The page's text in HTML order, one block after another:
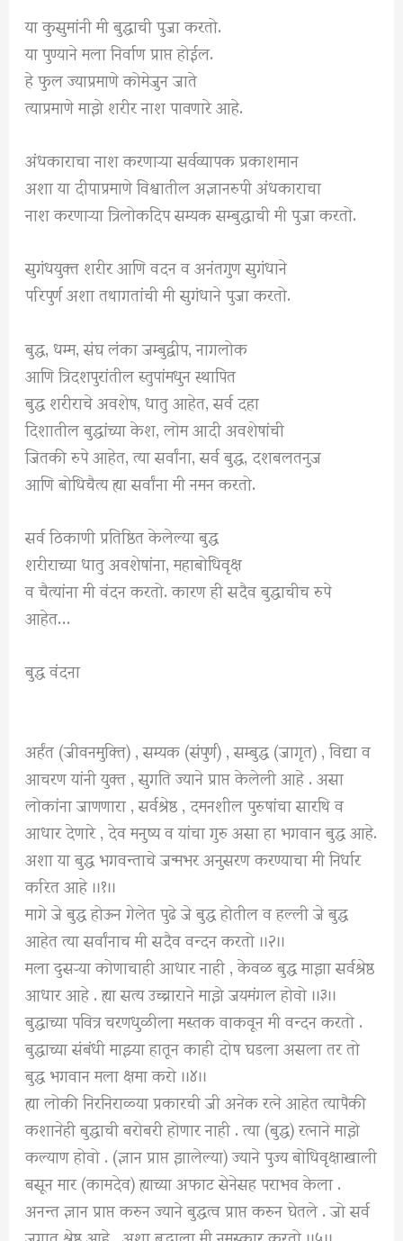
या कुसुमांनी मी बुद्धाची पुजा करतो.
या पुण्याने मला निर्वाण प्राप्त होईल.
हे फुल ज्याप्रमाणे कोमेजुन जाते
त्याप्रमाणे माझे शरीर नाश पावणारे आहे.
अंधकाराचा नाश करणाऱ्या सर्वव्यापक प्रकाशमान
अशा या दीपाप्रमाणे विश्वातील अज्ञानरुपी अंधकाराचा
नाश करणाऱ्या त्रिलोकदिप सम्यक सम्बुद्धाची मी पुजा करतो.
सुगंधयुक्त शरीर आणि वदन व अनंतगुण सुगंधाने
परिपुर्ण अशा तथागतांची मी सुगंधाने पुजा करतो.
बुद्ध, धम्म, संघ लंका जम्बुद्वीप, नागलोक
आणि त्रिदशपुरांतील स्तुपांमधुन स्थापित
बुद्ध शरीराचे अवशेष, धातु आहेत, सर्व दहा
दिशातील बुद्धांच्या केश, लोम आदी अवशेषांची
जितकी रुपे आहेत, त्या सर्वांना, सर्व बुद्ध, दशबलतनुज
आणि बोधिचैत्य ह्या सर्वांना मी नमन करतो.
सर्व ठिकाणी प्रतिष्ठित केलेल्या बुद्ध
शरीराच्या धातु अवशेषांना, महाबोधिवृक्ष
व चैत्यांना मी वंदन करतो. कारण ही सदैव बुद्धाचीच रुपे
आहेत…
बुद्ध वंदना
अर्हंत (जीवनमुक्ति) , सम्यक (संपुर्ण) , सम्बुद्ध (जागृत) , विद्या व
आचरण यांनी युक्त , सुगति ज्याने प्राप्त केलेली आहे . असा
लोकांना जाणणारा , सर्वश्रेष्ठ , दमनशील पुरुषांचा सारथि व
आधार देणारे , देव मनुष्य व यांचा गुरु असा हा भगवान बुद्ध आहे.
अशा या बुद्ध भगवन्ताचे जन्मभर अनुसरण करण्याचा मी निर्धार
करित आहे ।।१।।
मागे जे बुद्ध होऊन गेलेत पुढे जे बुद्ध होतील व हल्ली जे बुद्ध
आहेत त्या सर्वांनाच मी सदैव वन्दन करतो ।।२।।
मला दुसऱ्‍या कोणाचाही आधार नाही , केवळ बुद्ध माझा सर्वश्रेष्ठ
आधार आहे . ह्या सत्य उच्चाराने माझे जयमंगल होवो ।।३।।
बुद्धाच्या पवित्र चरणधुळीला मस्तक वाकवून मी वन्दन करतो .
बुद्धाच्या संबंधी माझ्या हातून काही दोष घडला असला तर तो
बुद्ध भगवान मला क्षमा करो ।।४।।
ह्या लोकी निरनिराळ्या प्रकारची जी अनेक रत्ने आहेत त्यापैकी
कशानेही बुद्धाची बरोबरी होणार नाही . त्या (बुद्ध) रत्नाने माझे
कल्याण होवो . (ज्ञान प्राप्त झालेल्या) ज्याने पुज्य बोधिवृक्षाखाली
बसून मार (कामदेव) ह्याच्या अफाट सेनेसह पराभव केला .
अनन्त ज्ञान प्राप्त करुन ज्याने बुद्धत्व प्राप्त करुन घेतले . जो सर्व